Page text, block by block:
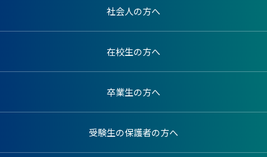
社会人の方へ
在校生の方へ
卒業生の方へ
受験生の保護者の方へ